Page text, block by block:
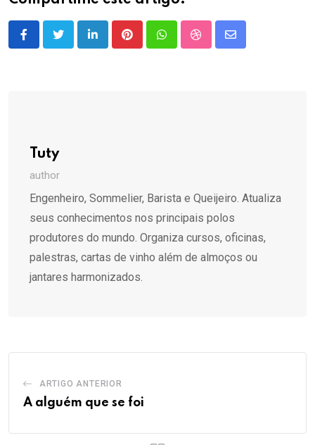
LinkedInPinterestWhatsappStumbleUpon
Share
Tuty
author
Engenheiro, Sommelier, Barista e Queijeiro. Atualiza
seus conhecimentos nos principais polos
produtores do mundo. Organiza cursos, oficinas,
palestras, cartas de vinho além de almoços ou
jantares harmonizados.
ARTIGO ANTERIOR
A alguém que se foi